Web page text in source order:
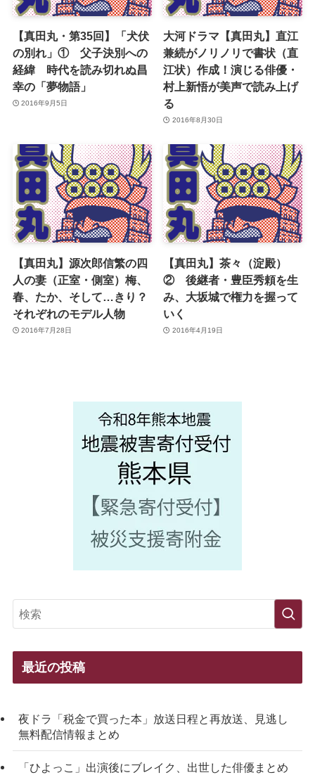
【真田丸・第35回】「犬伏
の別れ」① 父子決別への
経緯 時代を読み切れぬ昌
幸の「夢物語」
2016年9月5日
大河ドラマ【真田丸】直江
兼続がノリノリで書状（直
江状）作成！演じる俳優・
村上新悟が美声で読み上げ
る
2016年8月30日
【真田丸】源次郎信繁の四
人の妻（正室・側室）梅、
春、たか、そして…きり？
それぞれのモデル人物
2016年7月28日
【真田丸】茶々（淀殿）
② 後継者・豊臣秀頼を生
み、大坂城で権力を握って
いく
2016年4月19日
最近の投稿
夜ドラ「税金で買った本」放送日程と再放送、見逃し
無料配信情報まとめ
「ひよっこ」出演後にブレイク、出世した俳優まとめ